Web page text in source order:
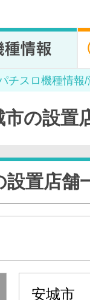
チスロ機種情報
の設置
設置店舗